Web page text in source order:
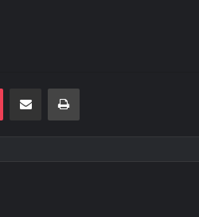
Pocket E-Posta ile paylaş Yazdır